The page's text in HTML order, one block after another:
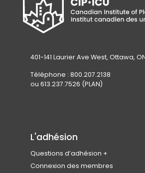
401-141 Laurier Ave West, Ottawa,
Téléphone : 800.207.2138
ou 613.237.7526 (PLAN)
L'adhésion
Questions d’adhésion
Rejoindre l’ICU
Connexion des membres